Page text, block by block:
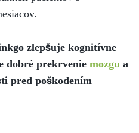
zlepšuje kognitívne
dobré prekrvenie mozgu a
pred poškodením